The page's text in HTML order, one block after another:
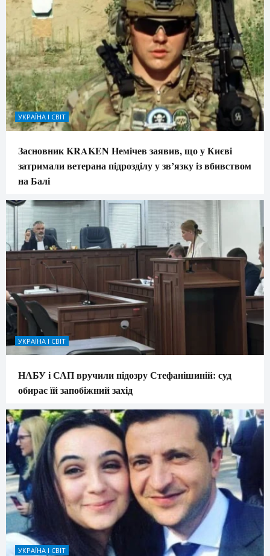
УКРАЇНА І СВІТ
Засновник KRAKEN Немічев заявив, що у Києві
затримали ветерана підрозділу у зв’язку із вбивством
на Балі
УКРАЇНА І СВІТ
НАБУ і САП вручили підозру Стефанішиній: суд
обирає їй запобіжний захід
УКРАЇНА І СВІТ